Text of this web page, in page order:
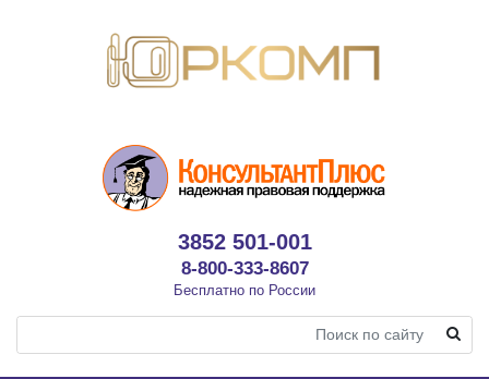
3852 501-001
8-800-333-8607
Бесплатно по России